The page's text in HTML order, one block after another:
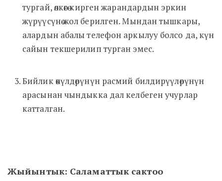
тургай, өлкөгө кирген жарандардын эркин
жүрүүсүнө жол берилген. Мындан тышкары,
алардын абалы телефон аркылуу болсо да, күн
сайын текшерилип турган эмес.
Бийлик өкүлдөрүнүн расмий билдирүүлөрүнүн
арасынан чындыкка дал келбеген учурлар
катталган.
Жыйынтык: Саламаттык сактоо